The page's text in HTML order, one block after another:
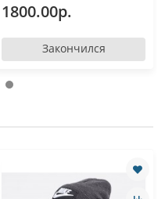
1800.00р.
Закончился